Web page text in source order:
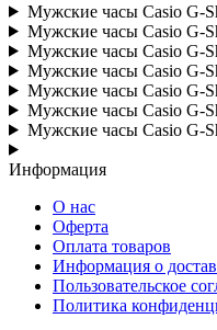
Мужские часы Casio G-
Мужские часы Casio G-
Мужские часы Casio G-
Мужские часы Casio G-
Мужские часы Casio G-
Мужские часы Casio G-
Мужские часы Casio G-
Информация
О нас
Оферта
Оплата товаров
Информация о
Пользовательское
Политика